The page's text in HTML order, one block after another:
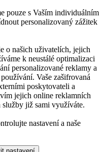
pouze s Vaším individuálním
personalizovaný zážitek
o našich uživatelích, jejich
k neustálé optimalizaci
personalizované reklamy a
Vaše zašifrovaná
poskytovateli a
jejich online reklamních
již sami využíváte.
nastavení a naše